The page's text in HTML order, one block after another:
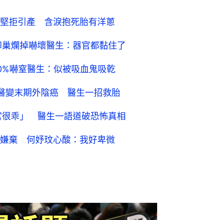
拒引產 含淚抱死胎有洋蔥
掉嚇壞醫生：器官都黏住了
嚇窒醫生：似被吸血鬼吸乾
變末期外陰癌 醫生一招救胎
乖」 醫生一語道破恐怖真相
棄 何妤玟心酸：我好卑微